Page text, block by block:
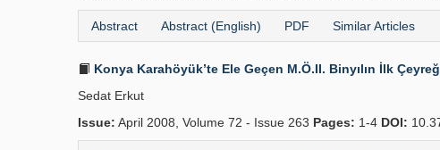
Abstract Abstract (English) PDF Similar Articles
Konya Karahöyük’te Ele Geçen M.Ö.II. Binyılın İlk
Sedat Erkut
Issue: April 2008, Volume 72 - Issue 263 Pages: 1-4 DOI: